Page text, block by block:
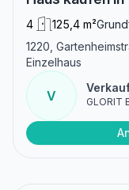
4 125,4 m²
1220,
Einzelhaus
V GLORIT